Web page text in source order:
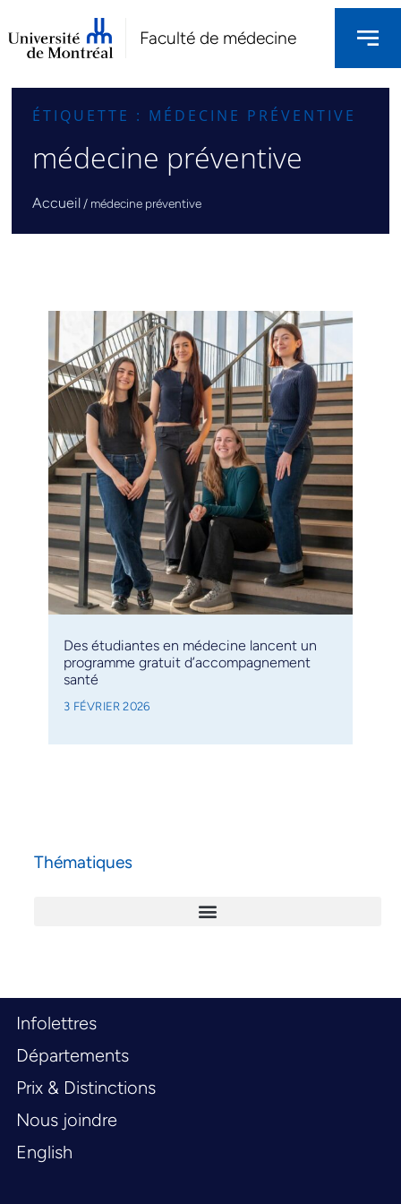
Faculté de médecine
ÉTIQUETTE : MÉDECINE PRÉVENTIVE
médecine préventive
Accueil / médecine préventive
Des étudiantes en médecine lancent un
programme gratuit d’accompagnement
santé
3 FÉVRIER 2026
Thématiques
Infolettres
Départements
Prix & Distinctions
Nous joindre
English